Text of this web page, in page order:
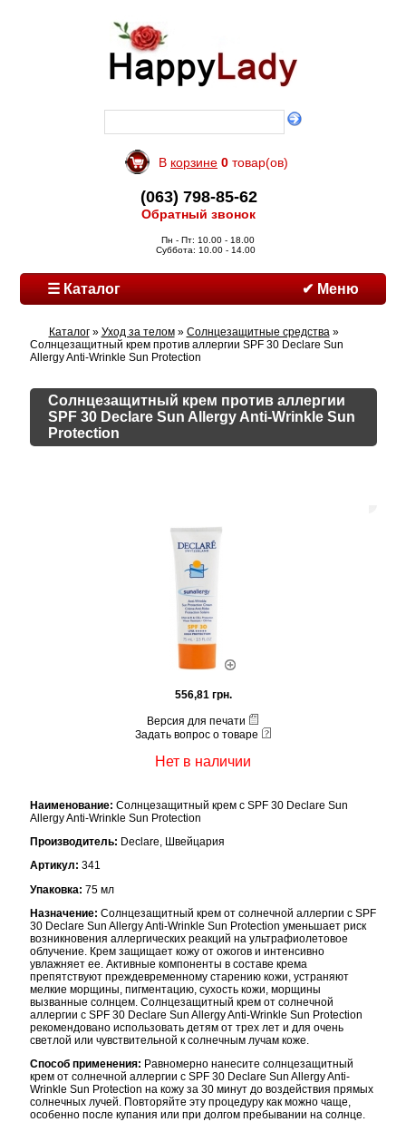
В корзине 0 товар(ов)
(063) 798-85-62
Обратный звонок
Пн - Пт: 10.00 - 18.00
Суббота: 10.00 - 14.00
☰ Каталог ✔ Меню
Каталог» Уход за телом» Солнцезащитные средства»
Солнцезащитный крем против аллергии SPF 30 Declare Sun
Allergy Anti-Wrinkle Sun Protection
Солнцезащитный крем против аллергии
SPF 30 Declare Sun Allergy Anti-Wrinkle Sun
Protection
556,81 грн.
Версия для печати
Задать вопрос о товаре
Нет в наличии
Наименование: Солнцезащитный крем с SPF 30 Declare Sun
Allergy Anti-Wrinkle Sun Protection
Производитель: Declare, Швейцария
Артикул: 341
Упаковка: 75 мл
Назначение: Солнцезащитный крем от солнечной аллергии с SPF
30 Declare Sun Allergy Anti-Wrinkle Sun Protection уменьшает риск
возникновения аллергических реакций на ультрафиолетовое
облучение. Крем защищает кожу от ожогов и интенсивно
увлажняет ее. Активные компоненты в составе крема
препятствуют преждевременному старению кожи, устраняют
мелкие морщины, пигментацию, сухость кожи, морщины
вызванные солнцем. Солнцезащитный крем от солнечной
аллергии с SPF 30 Declare Sun Allergy Anti-Wrinkle Sun Protection
рекомендовано использовать детям от трех лет и для очень
светлой или чувствительной к солнечным лучам коже.
Способ применения: Равномерно нанесите солнцезащитный
крем от солнечной аллергии с SPF 30 Declare Sun Allergy Anti-
Wrinkle Sun Protection на кожу за 30 минут до воздействия прямых
солнечных лучей. Повторяйте эту процедуру как можно чаще,
особенно после купания или при долгом пребывании на солнце.